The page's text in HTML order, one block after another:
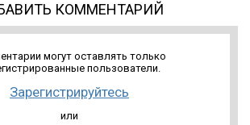
КОММЕНТАРИЙ
могут оставлять только
пользователи.
Зарегистрируйтесь
или